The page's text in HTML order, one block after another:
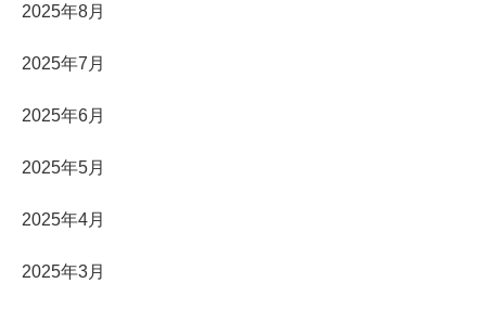
2025年8月
2025年7月
2025年6月
2025年5月
2025年4月
2025年3月